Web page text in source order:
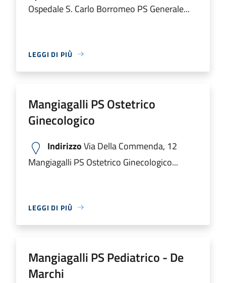
Ospedale S. Carlo Borromeo PS Generale...
LEGGI DI PIÙ
Mangiagalli PS Ostetrico
Ginecologico
IndirizzoVia Della Commenda, 12
Mangiagalli PS Ostetrico Ginecologico...
LEGGI DI PIÙ
Mangiagalli PS Pediatrico - De
Marchi